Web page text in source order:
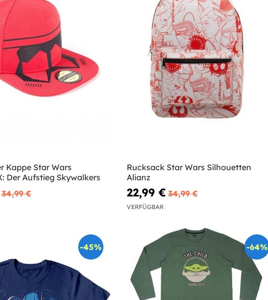
Kappe Star Wars
Der Aufstieg Skywalkers
34,99 €
Rucksack Star Wars Silhouetten
Alianz
22,99 € 34,99 €
VERFÜGBAR
-45% -64%